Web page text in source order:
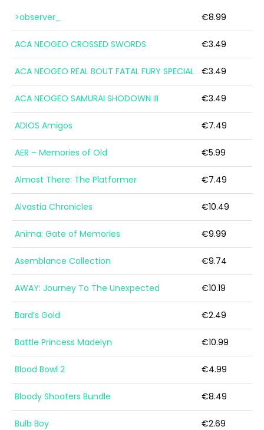
>observer_ €8.99
ACA NEOGEO CROSSED SWORDS €3.49
ACA NEOGEO REAL BOUT FATAL FURY SPECIAL €3.49
ACA NEOGEO SAMURAI SHODOWN III €3.49
ADIOS Amigos €7.49
AER – Memories of Old €5.99
Almost There: The Platformer €7.49
Alvastia Chronicles €10.49
Anima: Gate of Memories €9.99
Asemblance Collection €9.74
AWAY: Journey To The Unexpected €10.19
Bard’s Gold €2.49
Battle Princess Madelyn €10.99
Blood Bowl 2 €4.99
Bloody Shooters Bundle €8.49
Bulb Boy €2.69